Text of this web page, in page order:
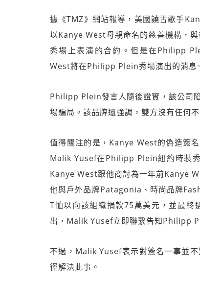
據《TMZ》網站報導，美國饒舌歌手
以Kanye West母親命名的慈善機構，
秀場上表演的合約。但是在Philipp
West將在Philipp Plein秀場演出的消息
Philipp Plein發言人隨後證實，該公司
場騙局。該品牌還強調，雙方沒有任何不
值得關注的是，Kanye West的偽造簽
Malik Yusef在Philipp Plein紐約時裝
Kanye West跟他商討為一年前Kanye
他與戶外品牌Patagonia、時尚品牌
T恤以向該組織捐款75萬美元，並最
出，Malik Yusef立即聯繫告知Philipp
不過，Malik Yusef表示對簽名一事並
徑解決此事。